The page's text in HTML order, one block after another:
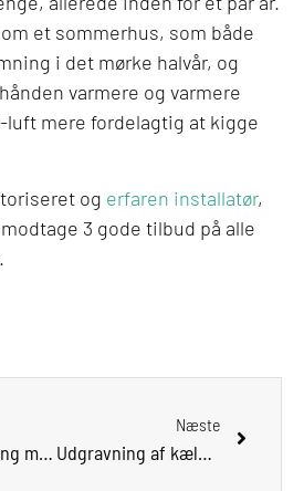
et sommerhus, som både
i det mørke halvår, og
varmere og varmere
luft mere fordelagtig at kigge
og erfaren installatør,
3 gode tilbud på alle
Kom godt i gang med din renovering
Næste
Udgravning af kælder – hvorfor, hvorfor ikke?